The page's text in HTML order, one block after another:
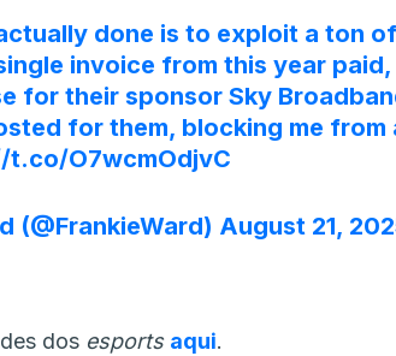
done is to exploit a ton
invoice from this year
for their sponsor Sky
for them, blocking me from
O7wcmOdjvC
(@FrankieWard) August 21,
dos esports aqui.